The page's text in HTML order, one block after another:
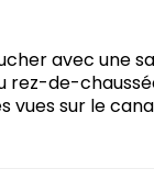
avec une
rez-de-
sur le